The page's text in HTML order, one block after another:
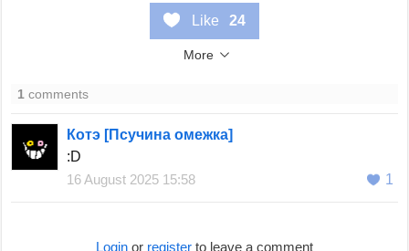
Like 24
More
1 comments
Котэ [Псучина омежка]
:D
16 August 2025 15:58
1
Loginor registerto leave a comment